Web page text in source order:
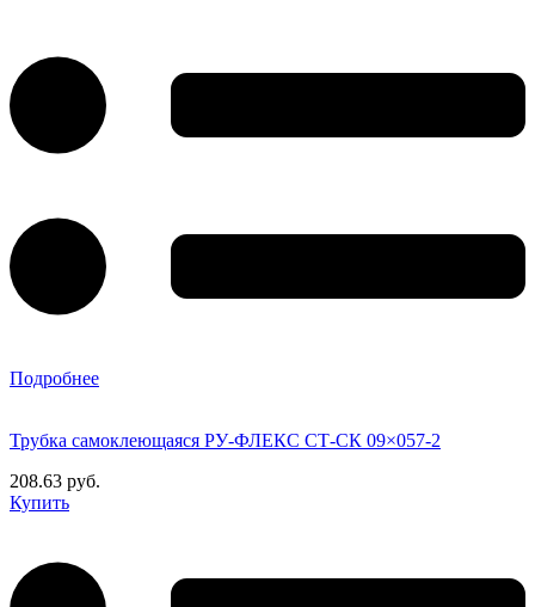
Подробнее
Трубка самоклеющаяся РУ-ФЛЕКС СТ-СК 09×057-2
208.63 руб.
Купить